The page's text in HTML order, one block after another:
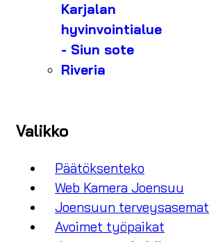
Karjalan
hyvinvointialue
- Siun sote
Riveria
Valikko
Päätöksenteko
Web Kamera Joensuu
Joensuun terveysasemat
Avoimet työpaikat